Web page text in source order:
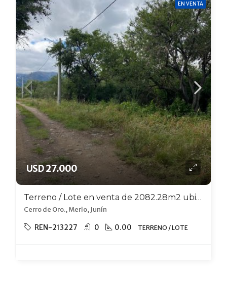
EN VENTA
USD 27.000
Terreno / Lote en venta de 2082.28m2 ubicado en Merlo
Cerro de Oro., Merlo, Junín
REN-213227 0 0.00 TERRENO / LOTE